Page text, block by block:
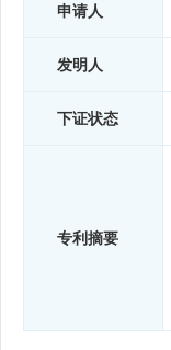
申请人
发明人
下证状态
专利摘要